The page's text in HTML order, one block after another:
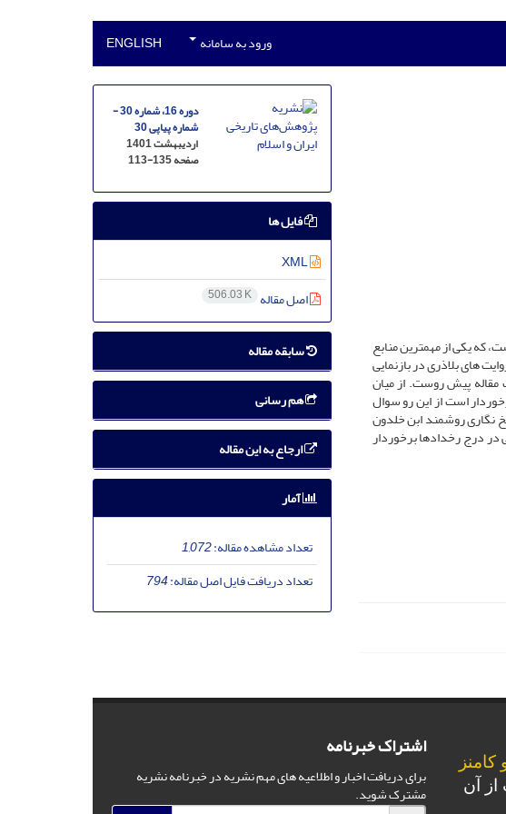
ورود به سامانه ENGLISH
است، که یکی از مهمترین منابع
های بلاذری در بازنمایی
مقاله پیش روست. از میان
است از این رو سوال
نگاری روشمند ابن خلدون
در درج رخدادها برخوردار
دوره 16، شماره 30 -
شماره پیاپی 30
اردیبهشت 1401
صفحه113-135
فایل ها
XML
اصل مقاله 506.03 K
سابقه مقاله
هم رسانی
ارجاع به این مقاله
آمار
تعداد مشاهده مقاله:1,072
تعداد دریافت فایل اصل مقاله:794
کامنز
آن
اشتراک خبرنامه
برای دریافت اخبار و اطلاعیه های مهم نشریه در خبرنامه نشریه
مشترک شوید.